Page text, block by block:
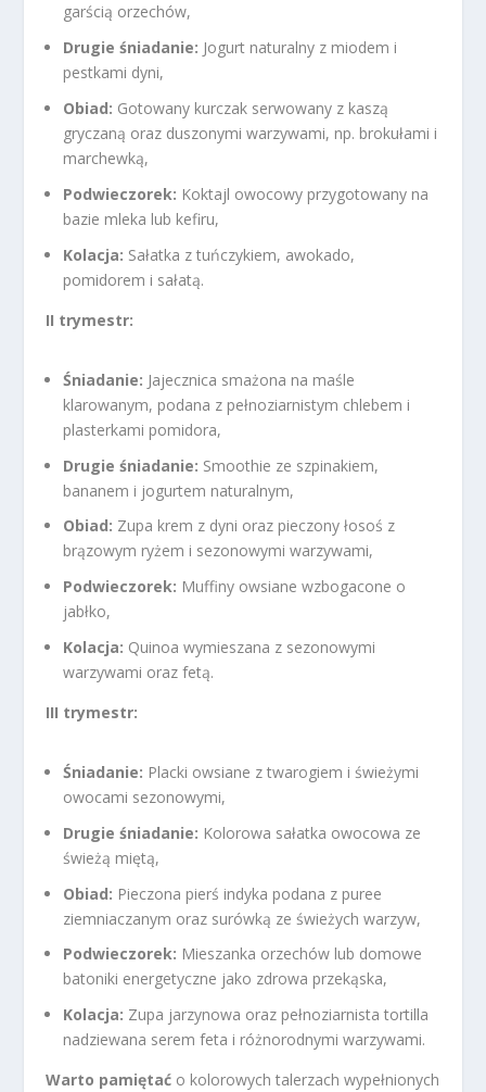
garścią orzechów,
Drugie śniadanie: Jogurt naturalny z miodem i
pestkami dyni,
Obiad: Gotowany kurczak serwowany z kaszą
gryczaną oraz duszonymi warzywami, np. brokułami i
marchewką,
Podwieczorek: Koktajl owocowy przygotowany na
bazie mleka lub kefiru,
Kolacja: Sałatka z tuńczykiem, awokado,
pomidorem i sałatą.
II trymestr:
Śniadanie: Jajecznica smażona na maśle
klarowanym, podana z pełnoziarnistym chlebem i
plasterkami pomidora,
Drugie śniadanie: Smoothie ze szpinakiem,
bananem i jogurtem naturalnym,
Obiad: Zupa krem z dyni oraz pieczony łosoś z
brązowym ryżem i sezonowymi warzywami,
Podwieczorek: Muffiny owsiane wzbogacone o
jabłko,
Kolacja: Quinoa wymieszana z sezonowymi
warzywami oraz fetą.
III trymestr:
Śniadanie: Placki owsiane z twarogiem i świeżymi
owocami sezonowymi,
Drugie śniadanie: Kolorowa sałatka owocowa ze
świeżą miętą,
Obiad: Pieczona pierś indyka podana z puree
ziemniaczanym oraz surówką ze świeżych warzyw,
Podwieczorek: Mieszanka orzechów lub domowe
batoniki energetyczne jako zdrowa przekąska,
Kolacja: Zupa jarzynowa oraz pełnoziarnista tortilla
nadziewana serem feta i różnorodnymi warzywami.
Warto pamiętać o kolorowych talerzach wypełnionych